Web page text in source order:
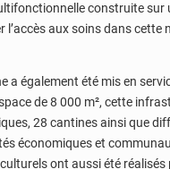
construite sur
l’accès aux soins dans cette
a également été mis en
de 8 000 m², cette
28 cantines ainsi que
économiques et
ont aussi été